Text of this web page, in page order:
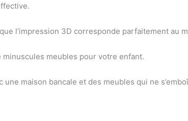
l’impression 3D corresponde parfaitement au
meubles pour votre enfant.
maison bancale et des meubles qui ne